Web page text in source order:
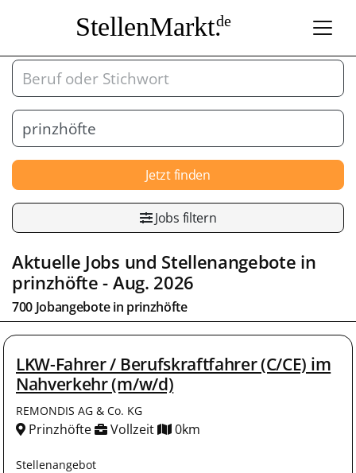
StellenMarkt.de
Jetzt finden
Jobs filtern
Aktuelle Jobs und Stellenangebote in
prinzhöfte- Aug. 2026
700 Jobangebote in prinzhöfte
LKW-Fahrer / Berufskraftfahrer (C/CE) im
Nahverkehr (m/w/d)
REMONDIS AG & Co. KG
Prinzhöfte Vollzeit 0km
Stellenangebot